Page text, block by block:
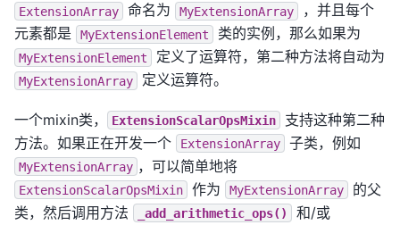
ExtensionArray 命名为 MyExtensionArray
，并且每个
元素都是
MyExtensionElement 类的实例，那么如果为
MyExtensionElement 定义了运算符，第二种方法将自动为
MyExtensionArray 定义运算符。
一个mixin类， ExtensionScalarOpsMixin
支持这种第二种
方法。如果正在开发一个
ExtensionArray 子类，例如
MyExtensionArray ，可以简单地将
ExtensionScalarOpsMixin 作为 MyExtensionArray
的父
类，然后调用方法
_add_arithmetic_ops() 和/或